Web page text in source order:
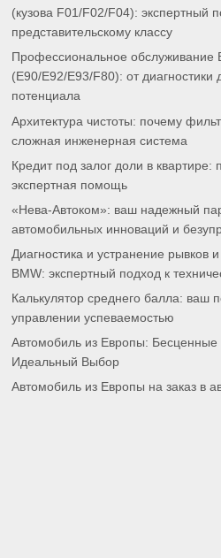
(кузова F01/F02/F04): экспертный
представительскому классу
Профессиональное обслуживание
(E90/E92/E93/F80): от диагностики
потенциала
Архитектура чистоты: почему
сложная инженерная система
Кредит под залог доли в квартире:
экспертная помощь
«Нева-Автоком»: ваш надежный
автомобильных инноваций и
Диагностика и устранение рывков
BMW: экспертный подход к
Калькулятор среднего балла: ваш
управлении успеваемостью
Автомобиль из Европы:
Идеальный Выбор
Автомобиль из Европы на заказ в